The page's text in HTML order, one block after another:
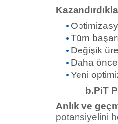
Tüm
Değişik
Daha
Yeni
b.PiT
Anlık ve
potansiyelini